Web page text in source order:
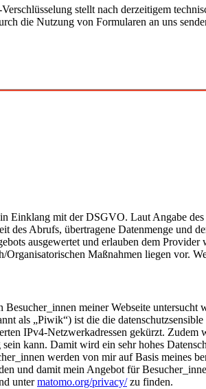
stellt nach derzeitigem
die Nutzung von Formularen an uns
mit der DSGVO. Laut Angabe
Abrufs, übertragene Datenmenge und
ausgewertet und erlauben dem
Maßnahmen liegen vor.
meiner Webseite
als „Piwik“) ist die die
IPv4-Netzwerkadressen gekürzt.
kann. Damit wird ein sehr hohes
werden von mir auf Basis meines
und damit mein Angebot für
untermatomo.org/privacy/zu finden.